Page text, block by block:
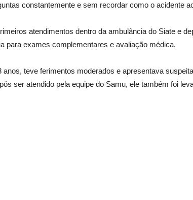
constantemente e sem recordar como o acidente
atendimentos dentro da ambulância do Siate e
para exames complementares e avaliação médica.
anos, teve ferimentos moderados e apresentava
ser atendido pela equipe do Samu, ele também foi